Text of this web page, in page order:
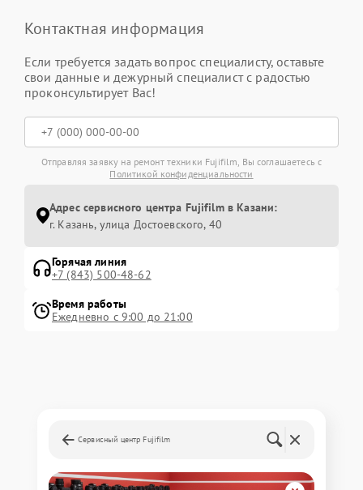
Контактная информация
Если требуется задать вопрос специалисту, оставьте
свои данные и дежурный специалист с радостью
проконсультирует Вас!
Отправляя заявку на ремонт техники Fujifilm, Вы соглашаетесь с
Политикой конфиденциальности
Адрес сервисного центра Fujifilm в Казани:
г. Казань, улица Достоевского, 40
Горячая линия
+7 (843) 500-48-62
Время работы
Ежедневно с 9:00 до 21:00
Сервисный центр Fujifilm